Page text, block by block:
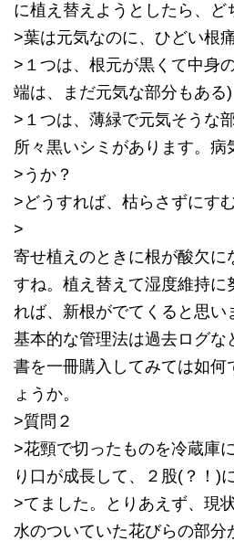
に植え替えようとしたら、ど
>葉は元気なのに、ひどい根
>１つは、根元が黒くて中身
端は、まだ元気な部分もある)
>１つは、薄緑で元気そうな
所々黒いシミがあります。病
>うか？
>どうすれば、枯らさずにす
>
寄せ植えのときに根が酸欠に
すね。植え替えて湿度維持に
れば、新根がでてくると思い
基本的な管理法は過去ログな
書を一冊購入してみては如何
ょうか。
>質問２
>花頸で切ったものを冷蔵庫
り口が成長して、２股(？！)
>てました。とりあえず、現
水のついていた花びらの部分